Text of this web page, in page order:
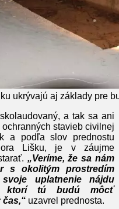
ukrývajú aj základy pre
a tak sa ani
stavieb civilnej
a podľa slov prednostu
Lišku, je v záujme
„Veríme, že sa nám
s okolitým prostredím
uplatnenie nájdu
ktorí tú budú môcť
uzavrel prednosta.